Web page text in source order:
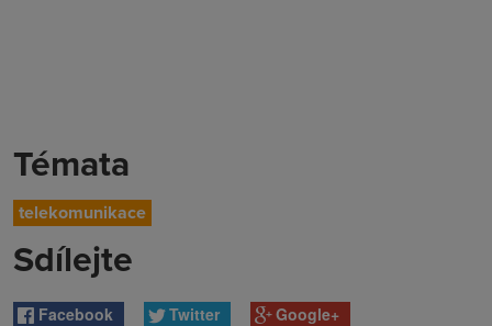
Témata
telekomunikace
Sdílejte
Facebook Twitter Google+